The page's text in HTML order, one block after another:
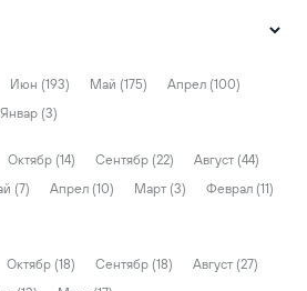
Июн (193) Май (175)
Апрел (100)
Январ (3)
Октябр (14) Сентябр (22)
Август (44)
(7) Апрел (10) Март (3)
Феврал (11)
Октябр (18) Сентябр (18)
Август (27)